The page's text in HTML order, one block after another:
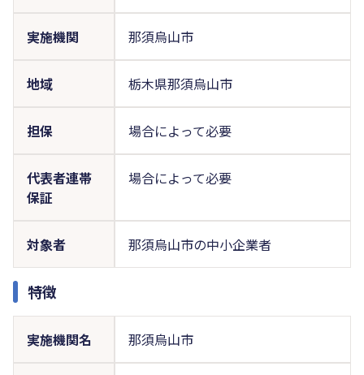
実施機関 那須烏山市
地域 栃木県那須烏山市
担保 場合によって必要
代表者連帯
保証
場合によって必要
対象者 那須烏山市の中小企業者
特徴
実施機関名 那須烏山市